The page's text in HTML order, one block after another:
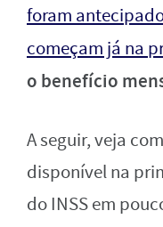
foram
começam já na
o benefício
A seguir, veja
disponível na
do INSS em